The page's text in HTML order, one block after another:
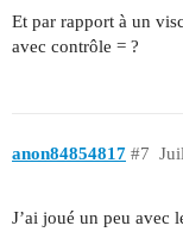
Et par rapport à un
avec contrôle = ?
anon84854817 #7
J’ai joué un peu avec